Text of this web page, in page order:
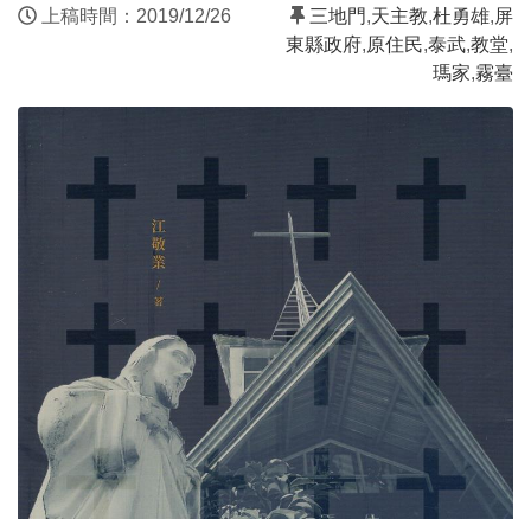
上稿時間：2019/12/26 三地門,天主教,杜勇雄,屏
東縣政府,原住民,泰武,教堂,
瑪家,霧臺